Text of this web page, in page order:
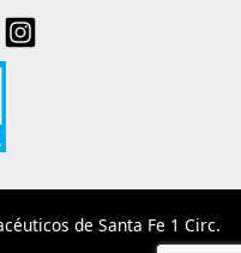
de Santa Fe 1 Circ.